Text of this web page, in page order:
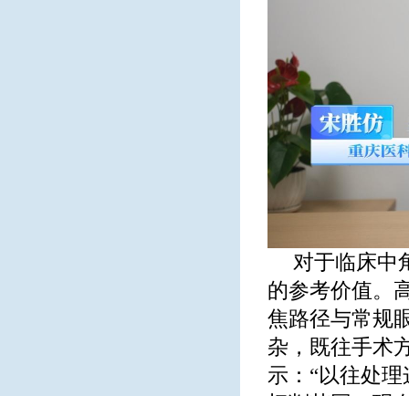
对于临床中
的参考价值。
焦路径与常规
杂，既往手术
示：“以往处